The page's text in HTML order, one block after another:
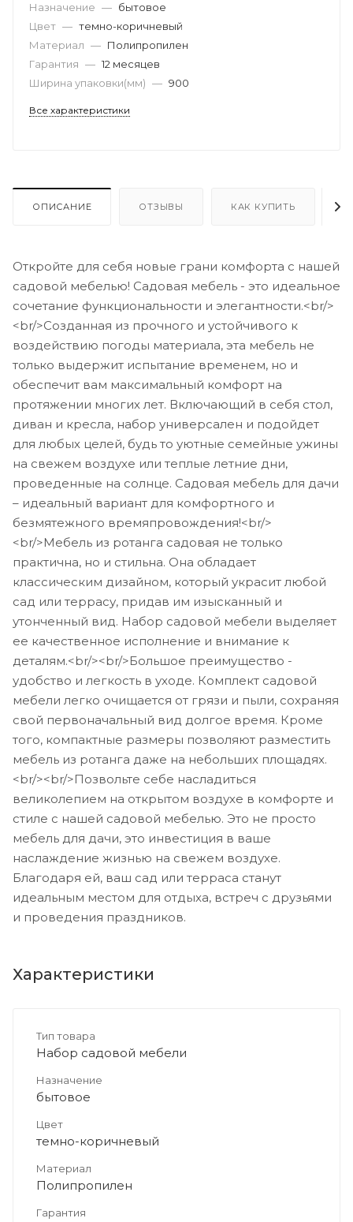
Назначение — бытовое
Цвет — темно-коричневый
Материал — Полипропилен
Гарантия — 12 месяцев
Ширина упаковки(мм) — 900
Все характеристики
ОПИСАНИЕ ОТЗЫВЫ КАК КУПИТЬ
Откройте для себя новые грани комфорта с нашей
садовой мебелью! Садовая мебель - это идеальное
сочетание функциональности и элегантности.<br/>
<br/>Созданная из прочного и устойчивого к
воздействию погоды материала, эта мебель не
только выдержит испытание временем, но и
обеспечит вам максимальный комфорт на
протяжении многих лет. Включающий в себя стол,
диван и кресла, набор универсален и подойдет
для любых целей, будь то уютные семейные ужины
на свежем воздухе или теплые летние дни,
проведенные на солнце. Садовая мебель для дачи
– идеальный вариант для комфортного и
безмятежного времяпровождения!<br/>
<br/>Мебель из ротанга садовая не только
практична, но и стильна. Она обладает
классическим дизайном, который украсит любой
сад или террасу, придав им изысканный и
утонченный вид. Набор садовой мебели выделяет
ее качественное исполнение и внимание к
деталям.<br/><br/>Большое преимущество -
удобство и легкость в уходе. Комплект садовой
мебели легко очищается от грязи и пыли, сохраняя
свой первоначальный вид долгое время. Кроме
того, компактные размеры позволяют разместить
мебель из ротанга даже на небольших площадях.
<br/><br/>Позвольте себе насладиться
великолепием на открытом воздухе в комфорте и
стиле с нашей садовой мебелью. Это не просто
мебель для дачи, это инвестиция в ваше
наслаждение жизнью на свежем воздухе.
Благодаря ей, ваш сад или терраса станут
идеальным местом для отдыха, встреч с друзьями
и проведения праздников.
Характеристики
Тип товара
Набор садовой мебели
Назначение
бытовое
Цвет
темно-коричневый
Материал
Полипропилен
Гарантия